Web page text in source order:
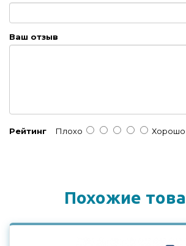
Ваш отзыв
Рейтинг Плохо Хорошо
Похожие